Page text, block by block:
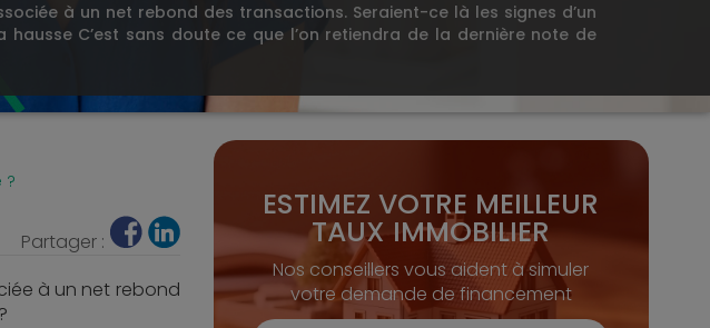
à un net rebond des transactions. Seraient-ce là les signes d’un
C’est sans doute ce que l’on retiendra de la dernière note de
?
Partager :
à un net rebond
ESTIMEZ VOTRE MEILLEUR
TAUX IMMOBILIER
Nos conseillers vous aident à simuler
votre demande de financement